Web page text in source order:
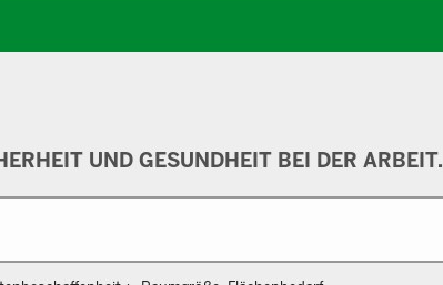
UND GESUNDHEIT BEI DER ARBEIT.